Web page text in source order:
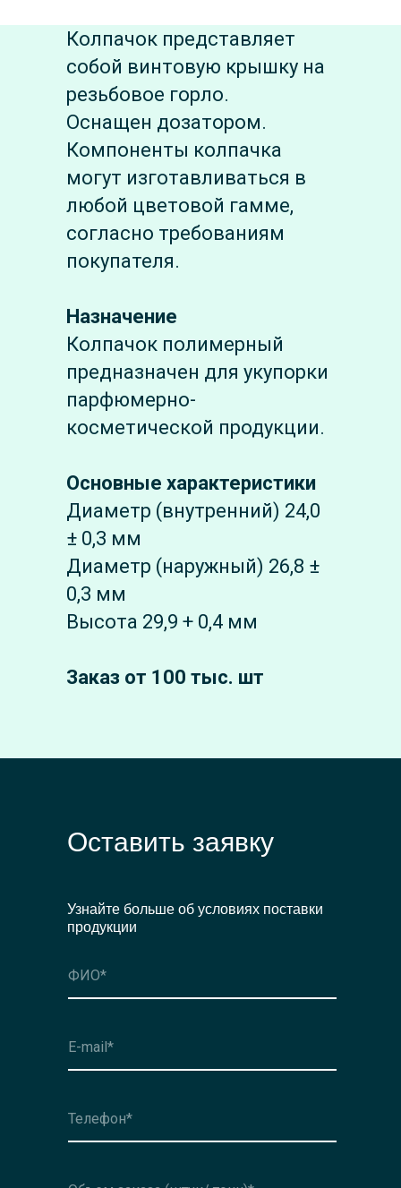
Колпачок представляет
собой винтовую крышку на
резьбовое горло.
Оснащен дозатором.
Компоненты колпачка
могут изготавливаться в
любой цветовой гамме,
согласно требованиям
покупателя.
Назначение
Колпачок полимерный
предназначен для укупорки
парфюмерно-
косметической продукции.
Основные характеристики
Диаметр (внутренний) 24,0
± 0,3 мм
Диаметр (наружный) 26,8 ±
0,3 мм
Высота 29,9 + 0,4 мм
Заказ от 100 тыс. шт
Узнайте больше об условиях поставки
продукции
Оставить заявку
Оформить заявку